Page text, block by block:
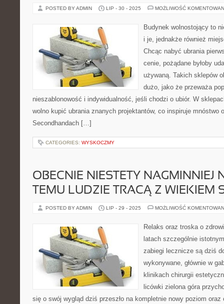
POSTED BY ADMIN LIP - 30 - 2025 MOŻLIWOŚĆ
Budynek wolnostojący to
i je, jednakże również
Chcąc nabyć ubrania
cenie, pożądane byłoby
używaną. Takich sklepów
dużo, jako że przeważa
nieszablonowość i indywidualność, jeśli chodzi o ubiór. W
wolno kupić ubrania znanych projektantów, co inspiruje mnóstwo
Secondhandach […]
CATEGORIES: WYSKOCZMY
OBECNIE NIESTETY NAGMINNIEJ
TEMU LUDZIE TRACĄ Z WIEKIEM
POSTED BY ADMIN LIP - 29 - 2025 MOŻLIWOŚĆ
Relaks oraz troska o
latach szczególnie
zabiegi lecznicze są dziś
wykonywane, głównie w
klinikach chirurgii
licówki zielona góra
się o swój wygląd dziś przeszło na kompletnie nowy poziom